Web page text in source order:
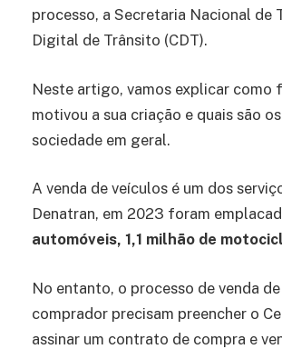
processo, a Secretaria Nacional de
Digital de Trânsito (CDT).
Neste artigo, vamos explicar como
motivou a sua criação e quais são
sociedade em geral.
A venda de veículos é um dos
Denatran, em 2023 foram
automóveis, 1,1 milhão de
No entanto, o processo de venda
comprador precisam preencher o
assinar um contrato de compra e